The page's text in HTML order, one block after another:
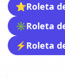
⭐Roleta
✳️Roleta
⚡Roleta